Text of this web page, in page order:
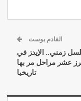
القادم بوست
زمني.. الإيدز في
عشر مراحل مر بها
تاريخيا